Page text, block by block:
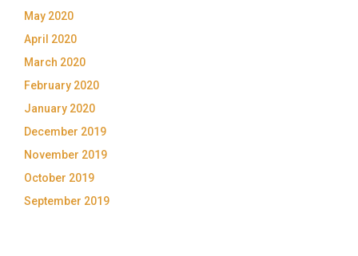
May 2020
April 2020
March 2020
February 2020
January 2020
December 2019
November 2019
October 2019
September 2019